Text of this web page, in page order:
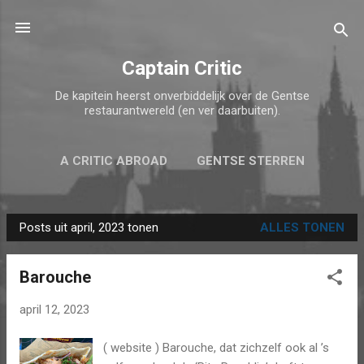
Captain Critic
De kapitein heerst onverbiddelijk over de Gentse
restaurantwereld (en ver daarbuiten).
A CRITIC ABROAD GENTSE STERREN
MEER…
P
o
Posts uit april, 2023 tonen ALLES TONEN
Barouche
april 12, 2023
( website ) Barouche, dat zichzelf ook al ’s